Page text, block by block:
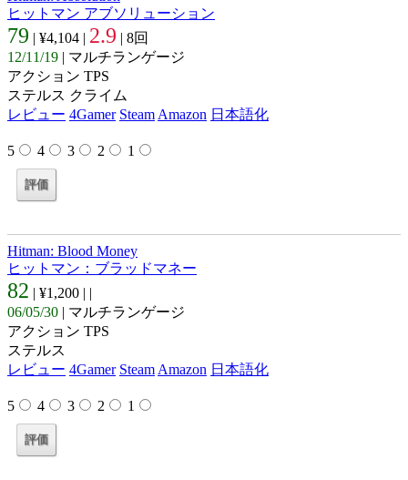
ヒットマン アブソリューション
79 | ¥4,104 | 2.9 | 8回
12/11/19 | マルチランゲージ
アクション TPS
ステルス クライム
レビュー 4Gamer Steam Amazon 日本語化
5 4 3 2 1
Hitman: Blood Money
ヒットマン：ブラッドマネー
82 | ¥1,200 | |
06/05/30 | マルチランゲージ
アクション TPS
ステルス
レビュー 4Gamer Steam Amazon 日本語化
5 4 3 2 1